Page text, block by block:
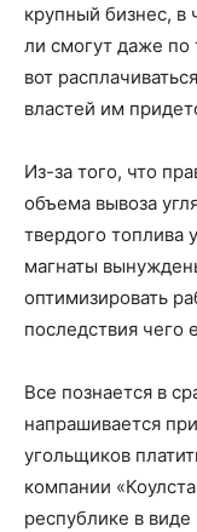
крупный бизнес, в
ли смогут даже
вот
властей им
Из-за того, что
объема вывоза
твердого топлива
магнаты
оптимизировать
последствия чего
Все познается в
напрашивается
угольщиков
компании
республике в